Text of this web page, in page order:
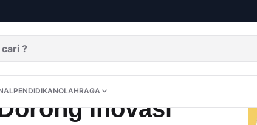
OPININUSANTARAINTERNASIONALPENDIDIKANOLAHRAGA
PENDIDIKANOLAHRAGA
Budaya Melayu
Inovasi